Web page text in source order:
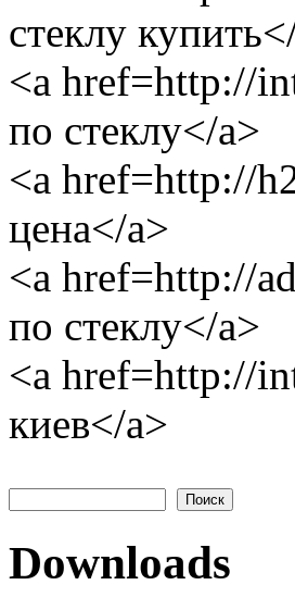
стеклу
<a href=http://
по стеклу</a>
<a href=http://
цена</a>
<a href=http://
по стеклу</a>
<a href=http://
киев</a>
Форма поиска
Downloads